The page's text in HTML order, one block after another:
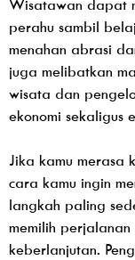
Wisatawan dapat
perahu sambil
menahan abrasi
juga melibatkan
wisata dan
ekonomi sekaligus
Jika kamu merasa
cara kamu ingin
langkah paling
memilih
keberlanjutan.